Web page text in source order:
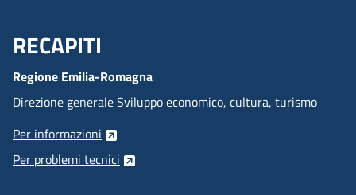
Menu Footer
RECAPITI
Regione Emilia-Romagna
Direzione generale Sviluppo economico, cultura, turismo
Per informazioni
Per problemi tecnici